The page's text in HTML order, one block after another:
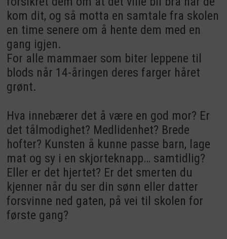
kom dit, og så motta en samtale fra skolen
en time senere om å hente dem med en
gang igjen.
For alle mammaer som biter leppene til
blods når 14-åringen deres farger håret
grønt.
Hva innebærer det å være en god mor? Er
det tålmodighet? Medlidenhet? Brede
hofter? Kunsten å kunne passe barn, lage
mat og sy i en skjorteknapp… samtidlig?
Eller er det hjertet? Er det smerten du
kjenner når du ser din sønn eller datter
forsvinne ned gaten, på vei til skolen for
første gang?